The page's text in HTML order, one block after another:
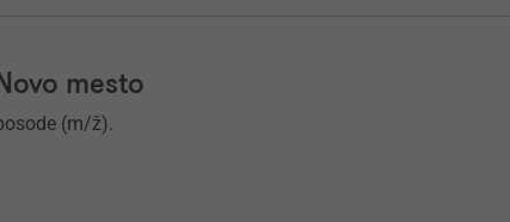
mesto
(m/ž).